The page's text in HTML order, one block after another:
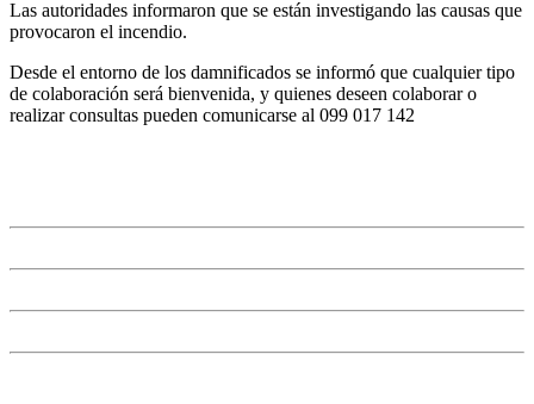
Las autoridades informaron que se están investigando las causas que
provocaron el incendio.
Desde el entorno de los damnificados se informó que cualquier tipo
de colaboración será bienvenida, y quienes deseen colaborar o
realizar consultas pueden comunicarse al 099 017 142